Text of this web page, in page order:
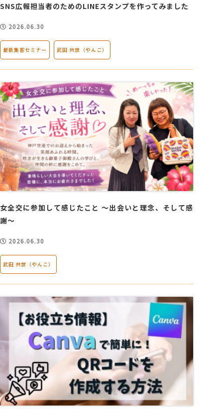
アクセス
採用情報
お問い合わせ
SNS広報担当者のためのLINEスタンプを作ってみました
2026.06.30
最新集客セミナー 武田 共世（やんこ）
女全交に参加して感じたこと ～出会いと理念、そして感
謝～
2026.06.30
武田 共世（やんこ）